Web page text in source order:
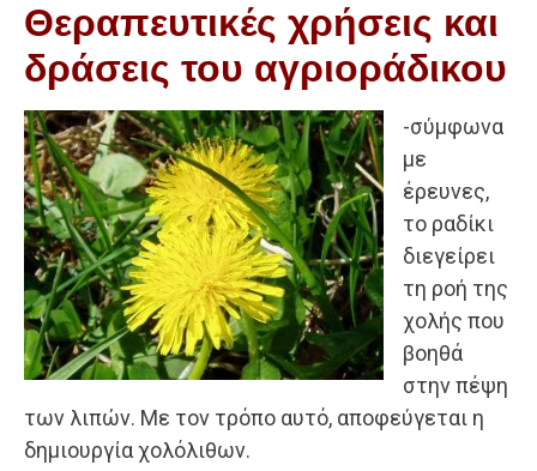
Θεραπευτικές χρήσεις και
δράσεις του αγριοράδικου
-σύμφωνα
με
έρευνες,
το ραδίκι
διεγείρει
τη ροή της
χολής που
βοηθά
στην πέψη
των λιπών. Με τον τρόπο αυτό, αποφεύγεται η
δημιουργία χολόλιθων.